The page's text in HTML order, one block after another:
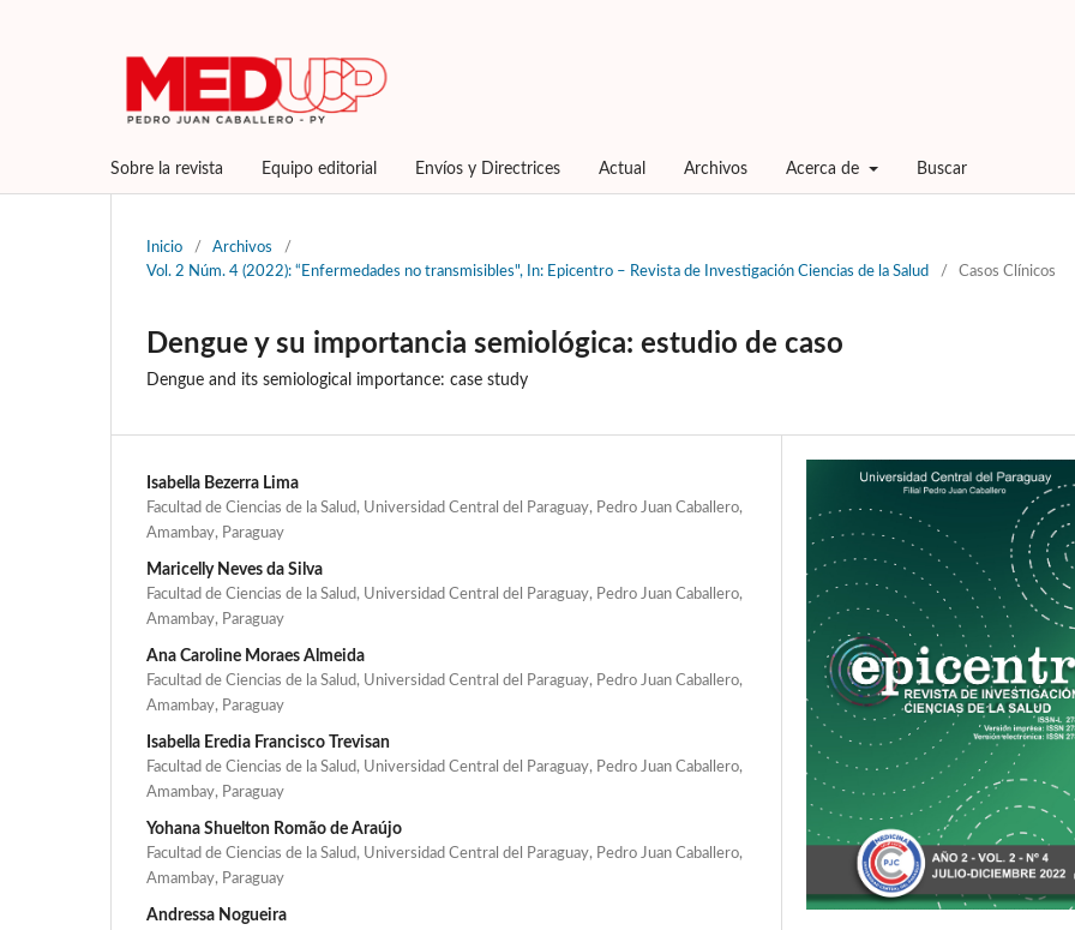
Sobre la revista Equipo editorial Envíos y Directrices Actual Archivos Acerca de Buscar
Inicio / Archivos
/
Vol. 2 Núm. 4 (2022): “Enfermedades no transmisibles", In: Epicentro – Revista de Investigación Ciencias de la Salud
/ Casos Clínicos
Dengue y su importancia semiológica: estudio de caso
Dengue and its semiological importance: case study
Isabella Bezerra Lima
Facultad de Ciencias de la Salud, Universidad Central del Paraguay, Pedro Juan Caballero,
Amambay, Paraguay
Maricelly Neves da Silva
Facultad de Ciencias de la Salud, Universidad Central del Paraguay, Pedro Juan Caballero,
Amambay, Paraguay
Ana Caroline Moraes Almeida
Facultad de Ciencias de la Salud, Universidad Central del Paraguay, Pedro Juan Caballero,
Amambay, Paraguay
Isabella Eredia Francisco Trevisan
Facultad de Ciencias de la Salud, Universidad Central del Paraguay, Pedro Juan Caballero,
Amambay, Paraguay
Yohana Shuelton Romão de Araújo
Facultad de Ciencias de la Salud, Universidad Central del Paraguay, Pedro Juan Caballero,
Amambay, Paraguay
Andressa Nogueira